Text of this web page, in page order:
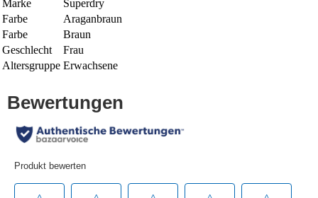
Marke
Superdry
Farbe
Araganbraun
Farbe
Braun
Geschlecht
Frau
Altersgruppe Erwachsene